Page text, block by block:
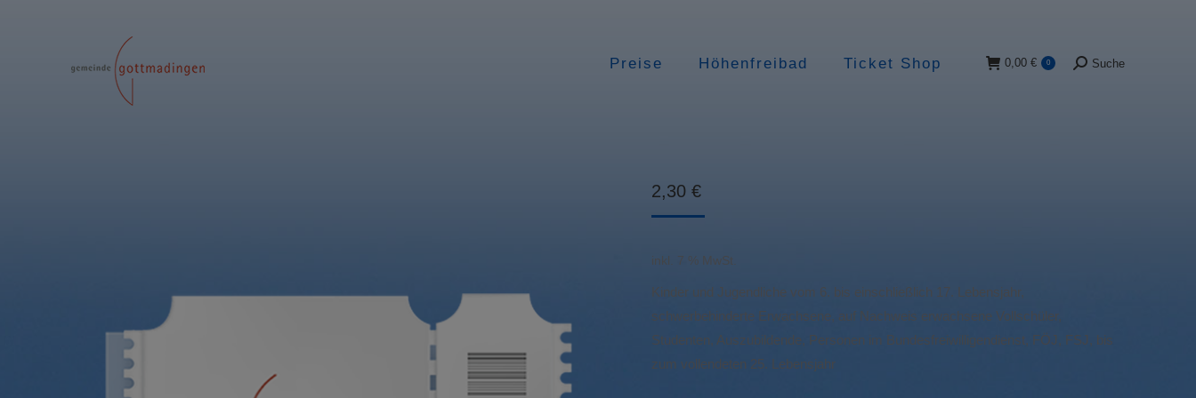
Preise Höhenfreibad Ticket Shop 0,00 € 0 Suche:
Suche
2,30 €
inkl. 7 % MwSt.
Kinder und Jugendliche vom 6. bis einschließlich 17. Lebensjahr,
schwerbehinderte Erwachsene, auf Nachweis erwachsene Vollschüler,
Studenten, Auszubildende, Personen im Bundesfreiwilligendienst, FÖJ, FSJ, bis
zum vollendeten 25. Lebensjahr